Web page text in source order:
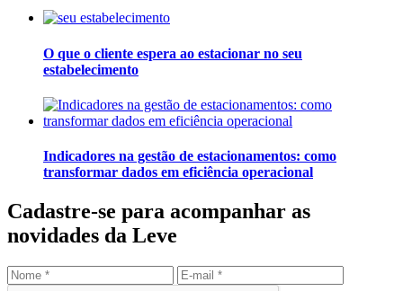
O que o cliente espera ao estacionar no seu
estabelecimento
Indicadores na gestão de estacionamentos: como
transformar dados em eficiência operacional
Cadastre-se para acompanhar as
novidades da Leve